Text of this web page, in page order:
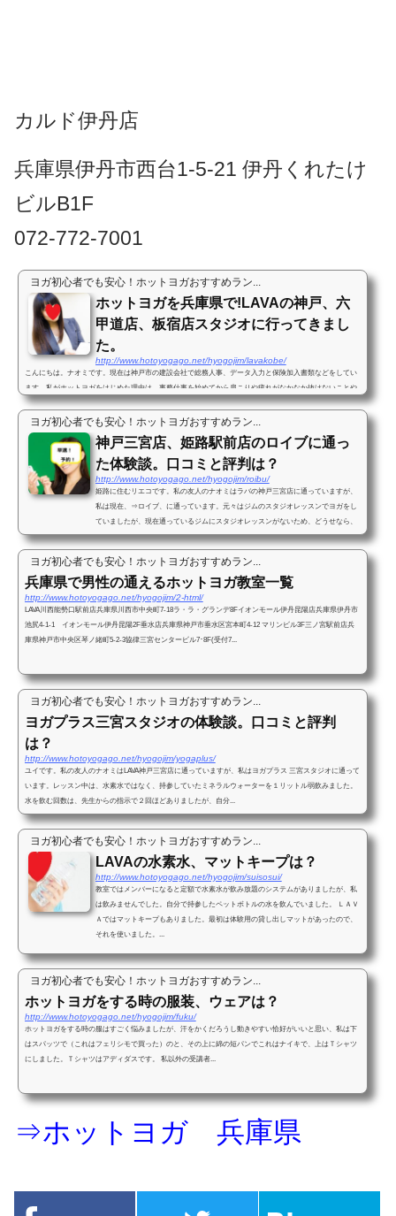
カルド伊丹店
兵庫県伊丹市西台1-5-21 伊丹くれたけ
ビルB1F
072-772-7001
ヨガ初心者でも安心！ホットヨガおすすめラン...
ホットヨガを兵庫県で!LAVAの神戸、六
甲道店、板宿店スタジオに行ってきまし
た。
http://www.hotoyogago.net/hyogojim/lavakobe/
こんにちは。ナオミです。現在は神戸市の建設会社で総務人事、データ入力と保険加入書類などをしてい
ます。私がホットヨガをはじめた理由は、事務仕事を始めてから肩こりや疲れがなかなか抜けないことや
デスクワークで太ってきてお腹がでてきたことから運動をしたい...
ヨガ初心者でも安心！ホットヨガおすすめラン...
神戸三宮店、姫路駅前店のロイブに通っ
た体験談。口コミと評判は？
http://www.hotoyogago.net/hyogojim/roibu/
姫路に住むリエコです。私の友人のナオミはラバの神戸三宮店に通っていますが、
私は現在、⇒ロイブ、に通っています。元々はジムのスタジオレッスンでヨガをし
ていましたが、現在通っているジムにスタジオレッスンがないため、どうせなら、
と、ホットヨガに通うことま...
ヨガ初心者でも安心！ホットヨガおすすめラン...
兵庫県で男性の通えるホットヨガ教室一覧
http://www.hotoyogago.net/hyogojim/2-html/
LAVA川西能勢口駅前店兵庫県川西市中央町7-18ラ・ラ・グランデ8Fイオンモール伊丹昆陽店兵庫県伊丹市
池尻4-1-1 イオンモール伊丹昆陽2F垂水店兵庫県神戸市垂水区宮本町4-12 マリンビル3F三ノ宮駅前店兵
庫県神戸市中央区琴ノ緒町5-2-3協律三宮センタービル7･8F(受付7...
ヨガ初心者でも安心！ホットヨガおすすめラン...
ヨガプラス三宮スタジオの体験談。口コミと評判
は？
http://www.hotoyogago.net/hyogojim/yogaplus/
ユイです。私の友人のナオミはLAVA神戸三宮店に通っていますが、私はヨガプラス 三宮スタジオに通って
います。レッスン中は、水素水ではなく、持参していたミネラルウォーターを１リットル弱飲みました。
水を飲む回数は、先生からの指示で２回ほどありましたが、自分...
ヨガ初心者でも安心！ホットヨガおすすめラン...
LAVAの水素水、マットキープは？
http://www.hotoyogago.net/hyogojim/suisosui/
教室ではメンバーになると定額で水素水が飲み放題のシステムがありましたが、私
は飲みませんでした。自分で持参したペットボトルの水を飲んでいました。 ＬＡＶ
Ａではマットキープもありました。最初は体験用の貸し出しマットがあったので、
それを使いました。...
ヨガ初心者でも安心！ホットヨガおすすめラン...
ホットヨガをする時の服装、ウェアは？
http://www.hotoyogago.net/hyogojim/fuku/
ホットヨガをする時の服はすごく悩みましたが、汗をかくだろうし動きやすい恰好がいいと思い、私は下
はスパッツで（これはフェリシモで買った）のと、その上に綿の短パンでこれはナイキで、上はＴシャツ
にしました。Ｔシャツはアディダスです。 私以外の受講者...
⇒ホットヨガ 兵庫県